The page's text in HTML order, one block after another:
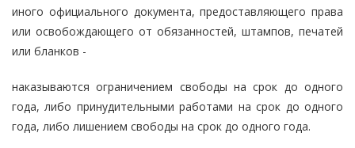
иного официального документа, предоставляющего права
или освобождающего от обязанностей, штампов, печатей
или бланков -
наказываются ограничением свободы на срок до одного
года, либо принудительными работами на срок до одного
года, либо лишением свободы на срок до одного года.